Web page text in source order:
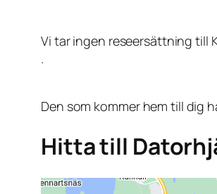
Vi tar ingen reseersättning till
.
Den som kommer hem till dig
Hitta till